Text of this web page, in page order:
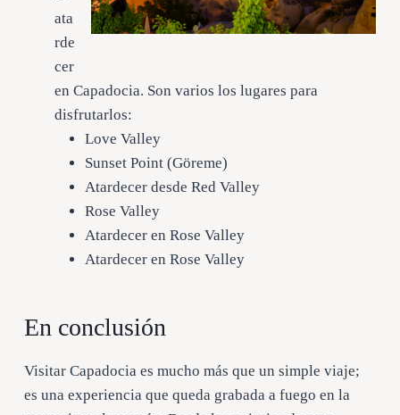
ata
rde
cer
en Capadocia. Son varios los lugares para
disfrutarlos:
Love Valley
Sunset Point (Göreme)
Atardecer desde Red Valley
Rose Valley
Atardecer en Rose Valley
Atardecer en Rose Valley
En conclusión
Visitar Capadocia es mucho más que un simple viaje;
es una experiencia que queda grabada a fuego en la